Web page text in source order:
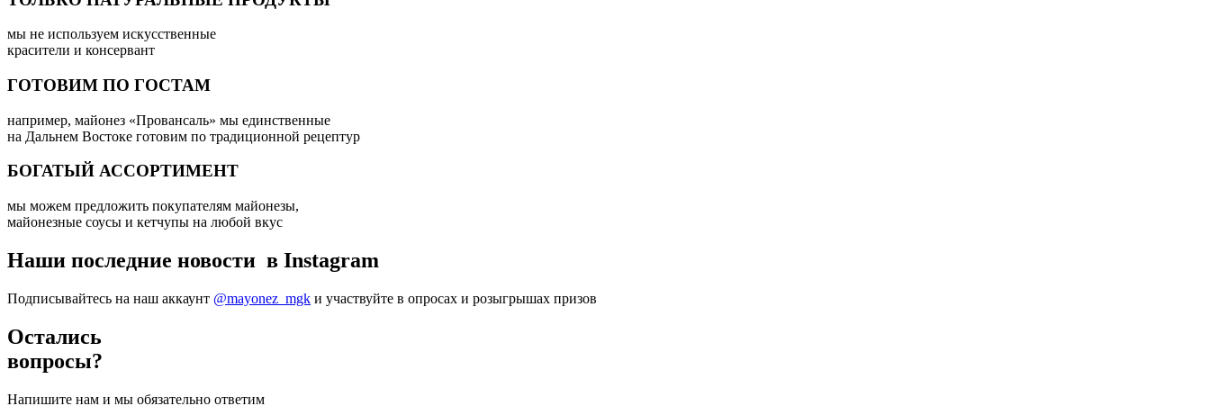
мы не используем искусственные
красители и консервант
ГОТОВИМ ПО ГОСТАМ
например, майонез «Провансаль» мы единственные
на Дальнем Востоке готовим по традиционной рецептур
БОГАТЫЙ АССОРТИМЕНТ
мы можем предложить покупателям майонезы,
майонезные соусы и кетчупы на любой вкус
Наши последние новости в Instagram
Подписывайтесь на наш аккаунт @mayonez_mgk и участвуйте в опросах и розыгрышах призов
Остались
вопросы?
Напишите нам и мы обязательно ответим